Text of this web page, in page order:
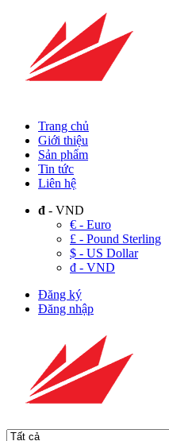
Trang chủ
Giới thiệu
Sản phẩm
Tin tức
Liên hệ
đ - VND
€ - Euro
£ - Pound Sterling
$ - US Dollar
đ - VND
Đăng ký
Đăng nhập